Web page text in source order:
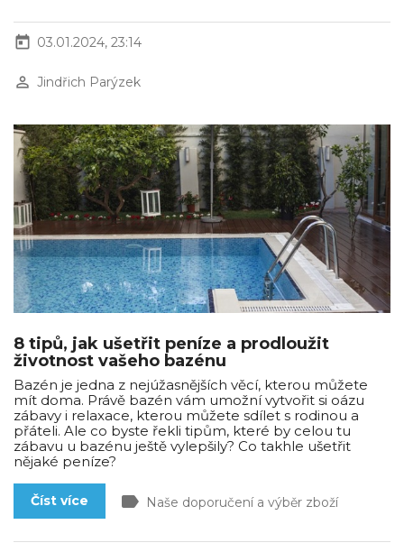
today 03.01.2024, 23:14
perm_identity Jindřich Parýzek
8 tipů, jak ušetřit peníze a prodloužit
životnost vašeho bazénu
Bazén je jedna z nejúžasnějších věcí, kterou můžete
mít doma. Právě bazén vám umožní vytvořit si oázu
zábavy i relaxace, kterou můžete sdílet s rodinou a
přáteli. Ale co byste řekli tipům, které by celou tu
zábavu u bazénu ještě vylepšily? Co takhle ušetřit
nějaké peníze?
Číst více label Naše doporučení a výběr zboží